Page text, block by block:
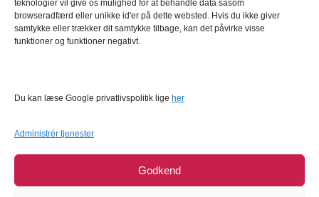
teknologier vil give os mulighed for at behandle data såsom
browseradfærd eller unikke id'er på dette websted. Hvis du ikke giver
samtykke eller trækker dit samtykke tilbage, kan det påvirke visse
funktioner og funktioner negativt.
Du kan læse Google privatlivspolitik lige her
Administrér tjenester
Godkend
Om Bagetid.dk
Se Fødevarestyrelsens smiley-rapporter